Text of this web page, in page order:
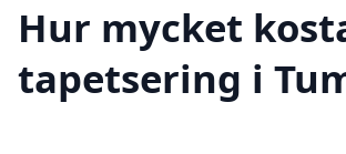
Hur mycket
tapetsering i